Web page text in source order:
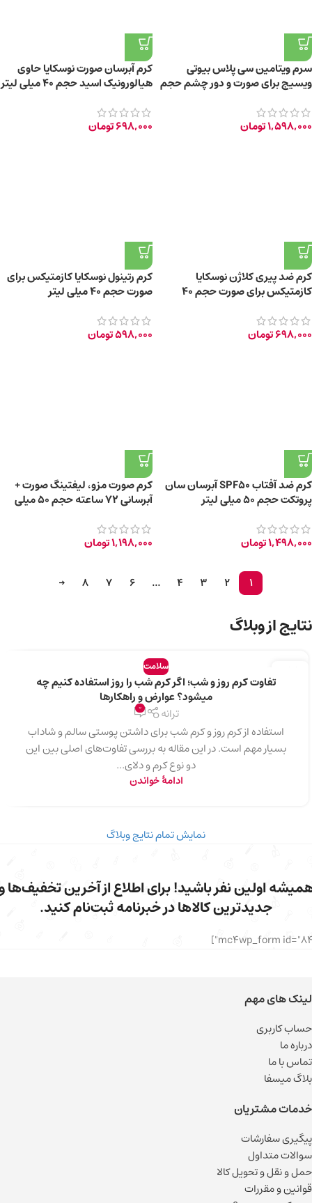
سرم ویتامین سی پلاس بیوتی
ویسیج برای صورت و دور چشم حجم
1,598,000تومان
کرم آبرسان صورت نوسکایا حاوی
هیالورونیک اسید حجم 40 میلی لیتر
698,000تومان
کرم ضد پیری کلاژن نوسکایا
کازمتیکس برای صورت حجم 40
698,000تومان
کرم رتینول نوسکایا کازمتیکس برای
صورت حجم 40 میلی لیتر
598,000تومان
کرم ضد آفتاب SPF50 آبرسان سان
پروتکت حجم 50 میلی لیتر
1,498,000تومان
کرم صورت مزو، لیفتینگ صورت +
آبرسانی 72 ساعته حجم 50 میلی
1,198,000تومان
1
2
3
4
…
6
7
8
→
نتایج از وبلاگ
سلامت
تفاوت کرم روز و شب؛ اگر کرم شب را روز استفاده کنیم چه
میشود؟ عوارض و راهکارها
ترانه
0
استفاده از کرم روز و کرم شب برای داشتن پوستی سالم و شاداب
بسیار مهم است. در این مقاله به بررسی تفاوت‌های اصلی بین این
دو نوع کرم و دلای...
ادامهٔ خواندن
نمایش تمام نتایج وبلاگ
اولین نفر باشید! برای اطلاع از آخرین تخفیف‌ها
جدیدترین کالاها در خبرنامه ثبت‌نام کنید.
لینک های مهم
حساب کاربری
درباره ما
تماس با ما
بلاگ میسفا
خدمات مشتریان
پیگیری سفارشات
سوالات متداول
حمل و نقل و تحویل کالا
قوانین و مقررات